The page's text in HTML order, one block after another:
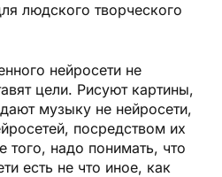
людского творческого
нейросети не
цели. Рисуют картины,
музыку не нейросети,
посредством их
того, надо понимать, что
есть не что иное, как